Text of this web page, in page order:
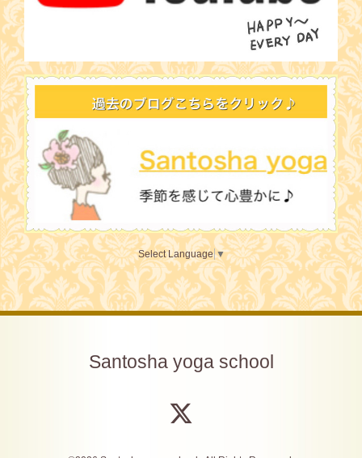
Select Language ▼
Santosha yoga school